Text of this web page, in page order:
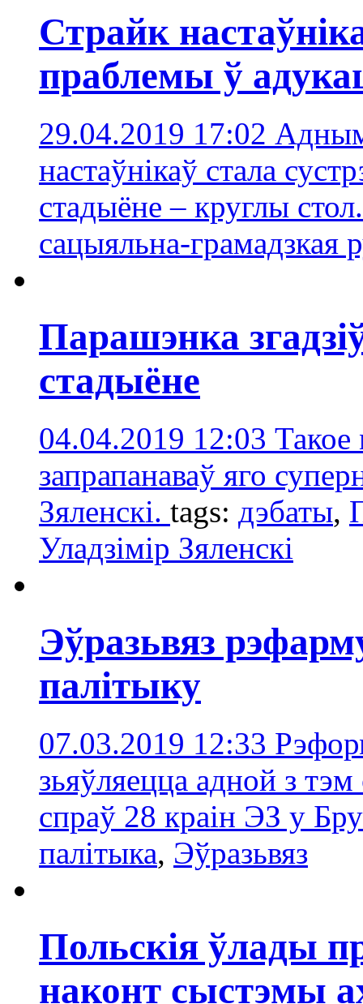
Страйк
праблемы ў
29.04.2019 17:02 Адным
настаўнікаў стала
стадыёне – круглы
сацыяльна-грамадзкая
Парашэнка
стадыёне
04.04.2019 12:03 Такое
запрапанаваў яго
Зяленскі. tags: дэбаты,
Уладзімір Зяленскі
Эўразьвяз
палітыку
07.03.2019 12:33
зьяўляецца адной з
спраў 28 краін ЭЗ у
палітыка, Эўразьвяз
Польскія ўлады
наконт сыстэмы